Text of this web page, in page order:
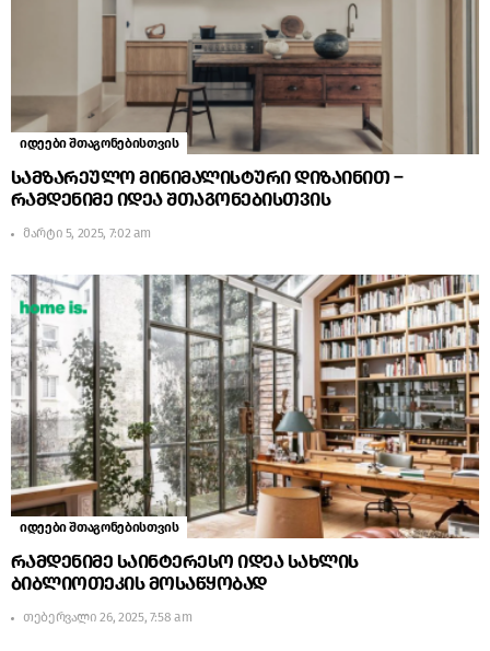
იდეები შთაგონებისთვის
სამზარეულო მინიმალისტური დიზაინით –
რამდენიმე იდეა შთაგონებისთვის
მარტი 5, 2025, 7:02 am
იდეები შთაგონებისთვის
რამდენიმე საინტერესო იდეა სახლის
ბიბლიოთეკის მოსაწყობად
თებერვალი 26, 2025, 7:58 am